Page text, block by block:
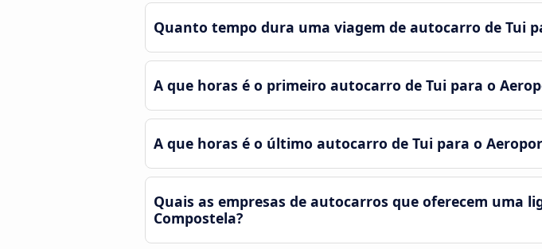
Quanto tempo dura uma viagem de autocarro de Tui
A que horas é o primeiro autocarro de Tui para o
A que horas é o último autocarro de Tui para o
Quais as empresas de autocarros que oferecem uma
Compostela?